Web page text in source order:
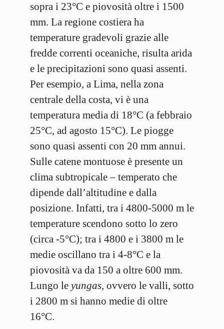
sopra i 23°C e piovosità oltre i 1500
mm. La regione costiera ha
temperature gradevoli grazie alle
fredde correnti oceaniche, risulta arida
e le precipitazioni sono quasi assenti.
Per esempio, a Lima, nella zona
centrale della costa, vi è una
temperatura media di 18°C (a febbraio
25°C, ad agosto 15°C). Le piogge
sono quasi assenti con 20 mm annui.
Sulle catene montuose è presente un
clima subtropicale – temperato che
dipende dall’altitudine e dalla
posizione. Infatti, tra i 4800-5000 m le
temperature scendono sotto lo zero
(circa -5°C); tra i 4800 e i 3800 m le
medie oscillano tra i 4-8°C e la
piovosità va da 150 a oltre 600 mm.
Lungo le yungas, ovvero le valli, sotto
i 2800 m si hanno medie di oltre
16°C.